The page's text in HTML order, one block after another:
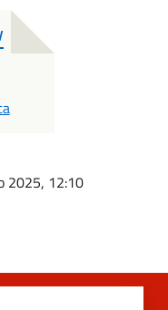
2025, 12:10